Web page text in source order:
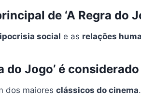
de ‘A Regra do
social e as relações
do Jogo’ é
dos maiores clássicos do cinema.